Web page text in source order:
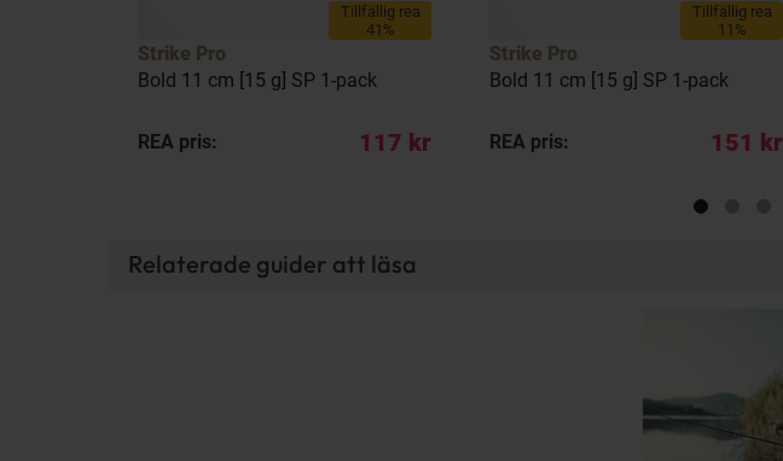
Tillfällig rea
41%
Strike Pro
Bold 11 cm [15 g] SP 1-pack
REA pris: 117 kr
Tillfällig rea
11%
Strike Pro
Bold 11 cm [15 g] SP 1-pack
REA pris: 151 kr
Relaterade guider att läsa